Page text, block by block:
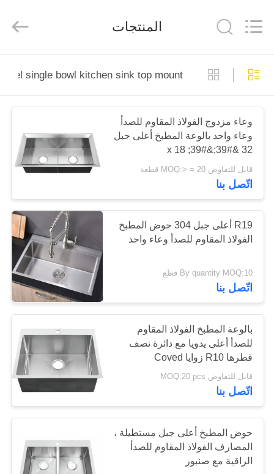
منزل،
بيت
منتجات
معلومات
جولة
في
المعمل
مراقبة
الجودة
اتصل
اطلب
اقتباس
Products
Factory.
Reserved.
ECER
المنتجات
single bowl kitchen sink top mount
وعاء مزدوج الفولاذ المقاوم للصدأ
وعاء واحد بالوعة المطبخ أعلى جبل
32 &#39;&#39; x 18
&#39;&#39; x 10 &#39;&#39;
قابل للتفاوض MOQ:> = 20 قطعة
اتّصل بنا
R19 أعلى جبل 304 حوض المطبخ
الفولاذ المقاوم للصدأ وعاء واحد
By quantity MOQ:10 قطع
اتّصل بنا
بالوعة المطبخ الفولاذ المقاوم
للصدأ أعلى يدويا مع دائرة نصف
قطرها R10 زوايا Coved
قابل للتفاوض MOQ:20 pcs
اتّصل بنا
حوض المطبخ أعلى جبل مستطيلة ،
المصارف الفولاذ المقاوم للصدأ
الراقية مع صنبور